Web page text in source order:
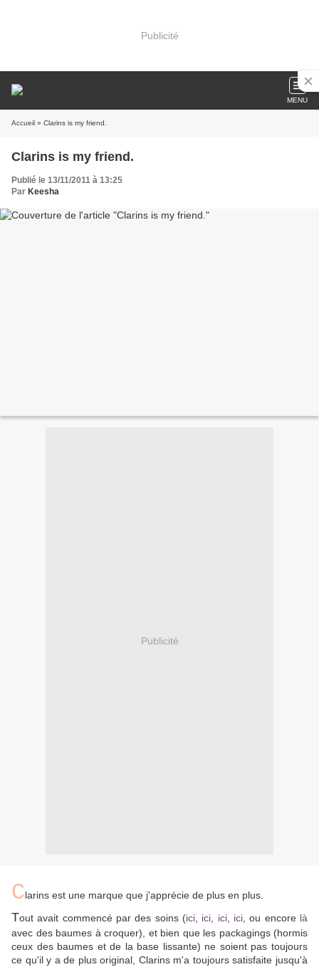
Publicité
MENU
Accueil » Clarins is my friend.
Clarins is my friend.
Publié le 13/11/2011 à 13:25
Par Keesha
Publicité
Clarins est une marque que j'apprécie de plus en plus.
Tout avait commencé par des soins (ici ici ici, ici , ou encore là
avec des baumes à croquer), et bien que les packagings (hormis
ceux des baumes et de la base lissante) ne soient pas toujours
ce qu'il y a de plus original, Clarins m'a toujours satisfaite jusqu'à